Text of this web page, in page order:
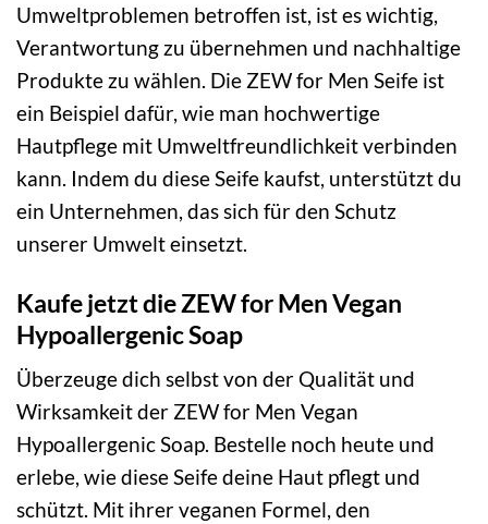
Umweltproblemen betroffen ist, ist es wichtig,
Verantwortung zu übernehmen und nachhaltige
Produkte zu wählen. Die ZEW for Men Seife ist
ein Beispiel dafür, wie man hochwertige
Hautpflege mit Umweltfreundlichkeit verbinden
kann. Indem du diese Seife kaufst, unterstützt du
ein Unternehmen, das sich für den Schutz
unserer Umwelt einsetzt.
Kaufe jetzt die ZEW for Men Vegan
Hypoallergenic Soap
Überzeuge dich selbst von der Qualität und
Wirksamkeit der ZEW for Men Vegan
Hypoallergenic Soap. Bestelle noch heute und
erlebe, wie diese Seife deine Haut pflegt und
schützt. Mit ihrer veganen Formel, den